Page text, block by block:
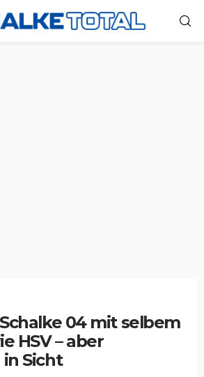
04 mit selbem
HSV – aber
Sicht